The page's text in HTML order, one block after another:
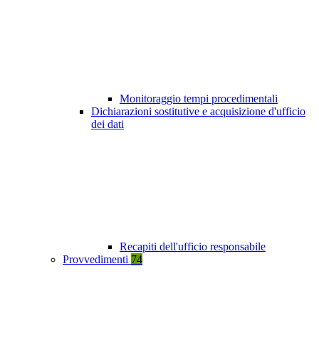
Monitoraggio tempi procedimentali
Dichiarazioni sostitutive e acquisizione d'ufficio
dei dati
Recapiti dell'ufficio responsabile
Provvedimenti 74